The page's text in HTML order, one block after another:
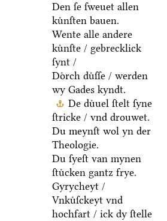
Den ſe ſweuet allen
kuͤnſten bauen.
Wente alle andere
kuͤnſte / gebrecklick
ſynt /
Doͤrch duͤſſe / werden
wy Gades kyndt.
De duͤuel ſtelt ſyne
ſtricke / vnd drouwet.
Du meynſt wol yn der
Theologie.
Du ſyeſt van mynen
ſtuͤcken gantz frye.
Gyrycheyt /
Vnkuͤſckeyt vnd
hochfart / ick dy ſtelle